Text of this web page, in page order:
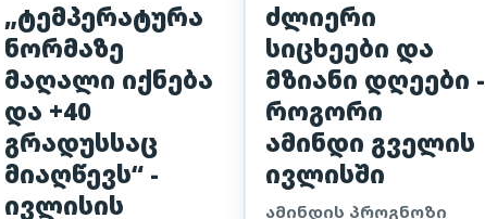
„ტემპერატურა
ნორმაზე
მაღალი იქნება
და +40
გრადუსსაც
მიაღწევს“ -
ივლისის
ძლიერი
სიცხეები და
მზიანი დღეები -
როგორი
ამინდი გველის
ივლისში
ამინდის პროგნოზი